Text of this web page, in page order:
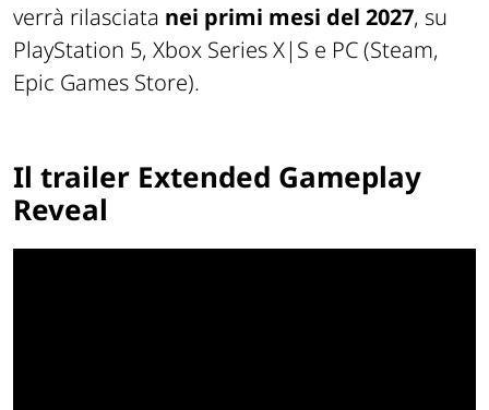
verrà rilasciata nei primi mesi del 2027, su
PlayStation 5, Xbox Series X|S e PC (Steam,
Epic Games Store).
Il trailer Extended Gameplay
Reveal